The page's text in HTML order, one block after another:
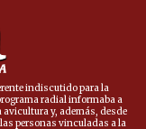
indiscutido para la
radial informaba a
avicultura y, además, desde
personas vinculadas a la